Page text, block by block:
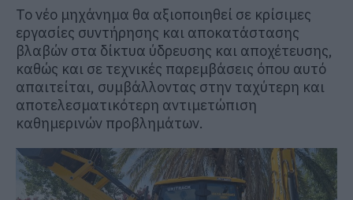
Το νέο μηχάνημα θα αξιοποιηθεί σε κρίσιμες
εργασίες συντήρησης και αποκατάστασης
βλαβών στα δίκτυα ύδρευσης και αποχέτευσης,
καθώς και σε τεχνικές παρεμβάσεις όπου αυτό
απαιτείται, συμβάλλοντας στην ταχύτερη και
αποτελεσματικότερη αντιμετώπιση
καθημερινών προβλημάτων.